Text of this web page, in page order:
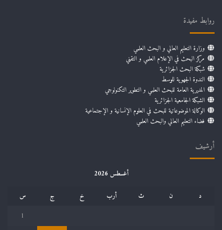
روابط مفيدة
وزارة التعليم العالي و البحث العلمي
مركز البحث في الإعلام العلمي و التقني
شبكة البحث الجزائرية
الندوة الجهوية للوسط
المديرية العامة للبحث العلمي و التطوير التكنولوجي
الشبكة الجامعية الجزائرية
الوكالة الموضوعاتية للبحث في العلوم الإنسانية و الإجتماعية
فضاء التعليم العالي والبحث العلمي
أرشيف
أغسطس 2026
د
ن ث أرب خ ج
س
1